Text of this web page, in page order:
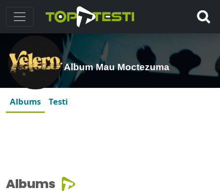
Album Mau Moctezuma
Albums Testi
Albums